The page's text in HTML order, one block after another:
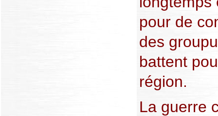
pour de
des
battent
région.
La guerre